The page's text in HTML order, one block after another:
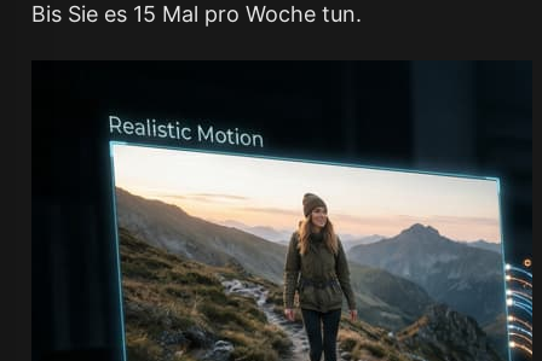
Bis Sie es 15 Mal pro Woche tun.